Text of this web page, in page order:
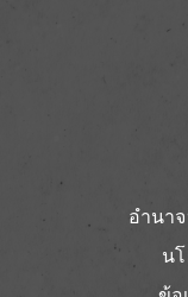
อำนา
น